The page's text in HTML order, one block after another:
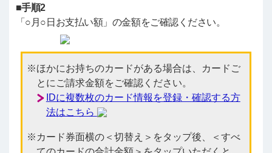
■手順2
「○月○日お支払い額」の金額をご確認ください。
ほかにお持ちのカードがある場合は、カードご
とにご請求金額をご確認ください。
IDに複数枚のカード情報を登録・確認する方
法はこちら
カード券面横の＜切替え＞をタップ後、＜すべ